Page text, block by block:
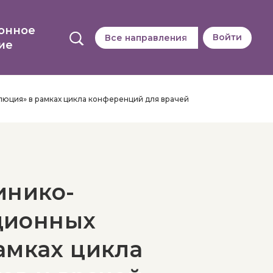
Все направления Войти
в рамках цикла конференций для врачей
цикла